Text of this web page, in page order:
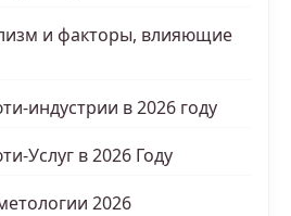
и факторы, влияющие
индустрии в 2026 году
Услуг в 2026 Году
2026